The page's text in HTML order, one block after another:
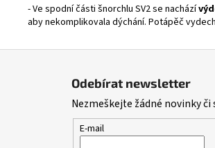
- Ve spodní části šnorchlu SV2 se nachází
aby nekomplikovala dýchání. Potápěč
Odebírat newsletter
Nezmeškejte žádné novinky či
E-mail